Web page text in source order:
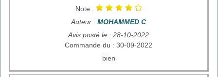
Note :
Auteur : MOHAMMED C
Avis posté le : 28-10-2022
Commande du : 30-09-2022
bien